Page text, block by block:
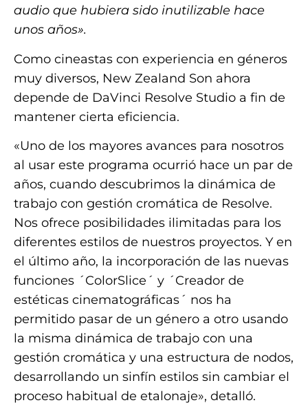
audio que hubiera sido inutilizable hace
unos años».
Como cineastas con experiencia en géneros
muy diversos, New Zealand Son ahora
depende de DaVinci Resolve Studio a fin de
mantener cierta eficiencia.
«Uno de los mayores avances para nosotros
al usar este programa ocurrió hace un par de
años, cuando descubrimos la dinámica de
trabajo con gestión cromática de Resolve.
Nos ofrece posibilidades ilimitadas para los
diferentes estilos de nuestros proyectos. Y en
el último año, la incorporación de las nuevas
funciones ´ColorSlice´ y ´Creador de
estéticas cinematográficas´ nos ha
permitido pasar de un género a otro usando
la misma dinámica de trabajo con una
gestión cromática y una estructura de nodos,
desarrollando un sinfín estilos sin cambiar el
proceso habitual de etalonaje», detalló.